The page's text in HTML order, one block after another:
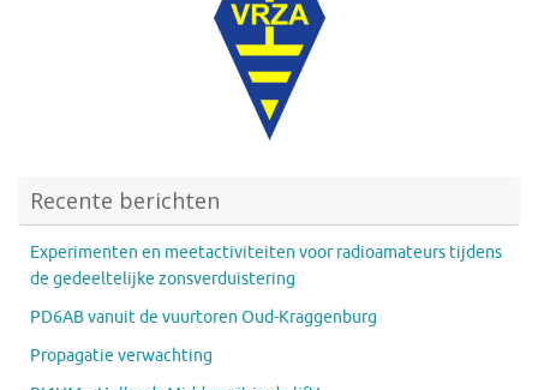
Recente berichten
Experimenten en meetactiviteiten voor radioamateurs tijdens
de gedeeltelijke zonsverduistering
PD6AB vanuit de vuurtoren Oud-Kraggenburg
Propagatie verwachting